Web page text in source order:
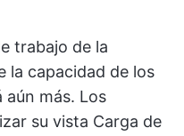
trabajo de la
la capacidad de los
aún más. Los
su vista Carga de